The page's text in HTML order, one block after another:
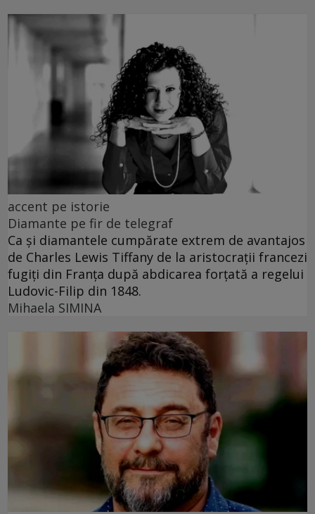
accent pe istorie
Diamante pe fir de telegraf
Ca și diamantele cumpărate extrem de avantajos
de Charles Lewis Tiffany de la aristocrații francezi
fugiți din Franța după abdicarea forțată a regelui
Ludovic-Filip din 1848.
Mihaela SIMINA